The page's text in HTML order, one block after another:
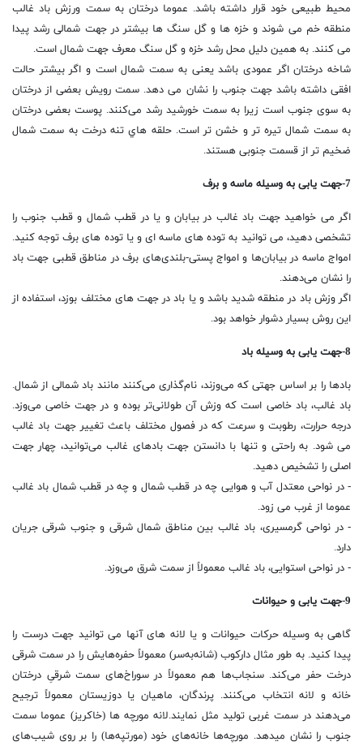
محیط طبیعی خود قرار داشته باشد. عموما درختان به سمت ورزش باد غالب
منطقه خم می شوند و خزه ها و گل سنگ ها بیشتر در جهت شمالی رشد پیدا
می کنند. به همین دلیل محل رشد خزه و گل سنگ معرف جهت شمال است.
شاخه درختان اگر عمودی باشد یعنی به سمت شمال است و اگر بیشتر حالت
افقی داشته باشد جهت جنوب را نشان می دهد. سمت رويش بعضی از درختان
به سوی جنوب است زیرا به سمت خورشید رشد می‌کنند. پوست بعضی درختان
به سمت شمال تیره تر و خشن تر است. حلقه هاي تنه درخت به سمت شمال
ضخیم تر از قسمت جنوبی هستند.
7-جهت یابی به وسیله ماسه و برف
اگر می خواهید جهت باد غالب در بیابان و یا در قطب شمال و قطب جنوب را
تشخصی دهید، می توانید به توده های ماسه ای و یا توده های برف توجه کنید.
امواج ماسه در بیابان‌ها و امواج پستی-بلندی‌های برف در مناطق قطبی جهت باد
را نشان می‌دهند.
اگر وزش باد در منطقه شدید باشد و یا باد در جهت های مختلف بوزد، استفاده از
این روش بسیار دشوار خواهد بود.
8-جهت یابی به وسیله باد
بادها را بر اساس جهتی که می‌وزند، نام‌گذاری می‌کنند مانند باد شمالی از شمال.
باد غالب، باد خاصی است که وزش آن طولانی‌تر بوده و در جهت خاصی می‌وزد.
درجه حرارت، رطوبت و سرعت که در فصول مختلف باعث تغییر جهت باد غالب
می شود. به راحتی و تنها با دانستن جهت بادهای غالب می‌توانید، چهار جهت
اصلی را تشخیص دهید.
- در نواحی معتدل آب و هوایی چه در قطب شمال و چه در قطب شمال باد غالب
عموما از غرب می زود.
- در نواحی گرمسیری، باد غالب بین مناطق شمال شرقی و جنوب شرقی جریان
دارد.
- در نواحی استوایی، باد غالب معمولاً از سمت شرق می‌وزد.
9-جهت یابی و حیوانات
گاهی به وسیله حرکات حیوانات و یا لانه های آنها می توانید جهت درست را
پیدا کنید. به طور مثال دارکوب (شانه‌به‌سر) معمولاً حفره‌هایش را در سمت شرقی
درخت حفر می‌کند. سنجاب‌ها هم معمولاً در سوراخ‌های سمت شرقیِ درختان
خانه و لانه انتخاب می‌کنند. پرندگان، ماهیان یا دوزیستان معمولاً ترجیح
می‌دهند در سمت غربی تولید مثل نمایند.لانه مورچه ها (خاکریز) عموما سمت
جنوب را نشان میدهد. مورچه‌ها خانه‌های خود (مورتپه‌ها) را بر روی شیب‌های